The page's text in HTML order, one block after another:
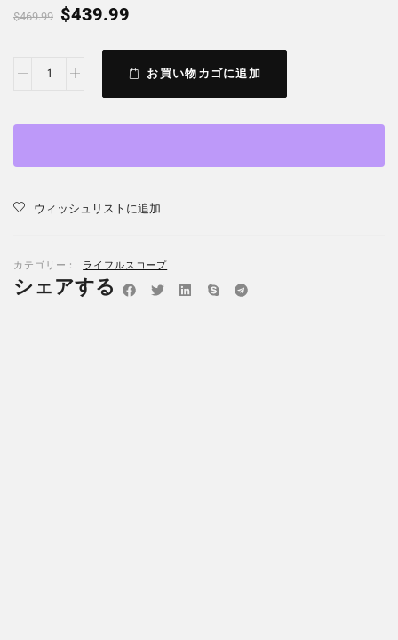
$469.99 $439.99
お買い物カゴに追加
ウィッシュリストに追加
カテゴリー： ライフルスコープ
シェアする